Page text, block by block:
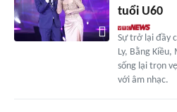
tuổi U60
Sự trở lại đầy
Ly, Bằng
sống lại trọn
với âm nhạc.